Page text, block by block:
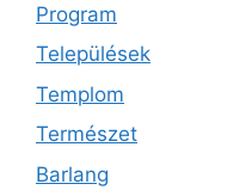
Program
Települések
Templom
Természet
Barlang